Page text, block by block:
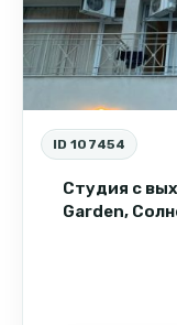
ID 107454
Студия с
Garden,